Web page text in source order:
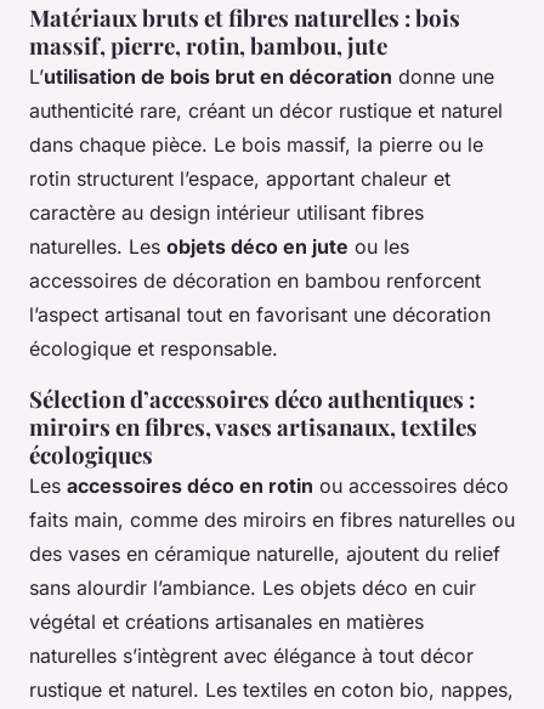
Matériaux bruts et fibres naturelles : bois
massif, pierre, rotin, bambou, jute
L’utilisation de bois brut en décoration donne une
authenticité rare, créant un décor rustique et naturel
dans chaque pièce. Le bois massif, la pierre ou le
rotin structurent l’espace, apportant chaleur et
caractère au design intérieur utilisant fibres
naturelles. Les objets déco en jute ou les
accessoires de décoration en bambou renforcent
l’aspect artisanal tout en favorisant une décoration
écologique et responsable.
Sélection d’accessoires déco authentiques :
miroirs en fibres, vases artisanaux, textiles
écologiques
Les accessoires déco en rotin ou accessoires déco
faits main, comme des miroirs en fibres naturelles ou
des vases en céramique naturelle, ajoutent du relief
sans alourdir l’ambiance. Les objets déco en cuir
végétal et créations artisanales en matières
naturelles s’intègrent avec élégance à tout décor
rustique et naturel. Les textiles en coton bio, nappes,